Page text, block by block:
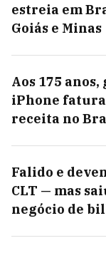
estreia em
Goiás e Minas
Aos 175
iPhone
receita no
Falido e
CLT — mas
negócio de